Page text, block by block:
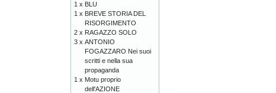
1 x BLU
1 x BREVE STORIA DEL
RISORGIMENTO
2 x RAGAZZO SOLO
3 x ANTONIO
FOGAZZARO Nei suoi
scritti e nella sua
propaganda
1 x Motu proprio
dell'AZIONE